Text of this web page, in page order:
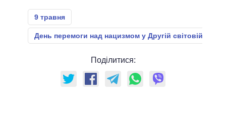
9 травня
День перемоги над нацизмом у Другій світовій війні
Поділитися: